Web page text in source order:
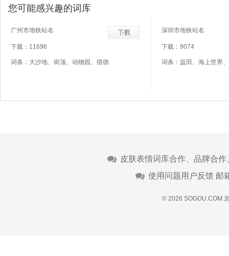
您可能感兴趣的词库
广州市地铁站名
下载：11696
词条：大沙地、岗顶、动物园、猎德
深圳市地铁站名
下载：9074
词条：益田、海上世界
皮肤表情词库合作、品牌合
使用问题用户反馈 邮
© 2026 SOGOU.COM